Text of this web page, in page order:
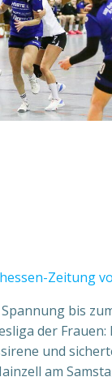
Zeitung
bis
der
und
am